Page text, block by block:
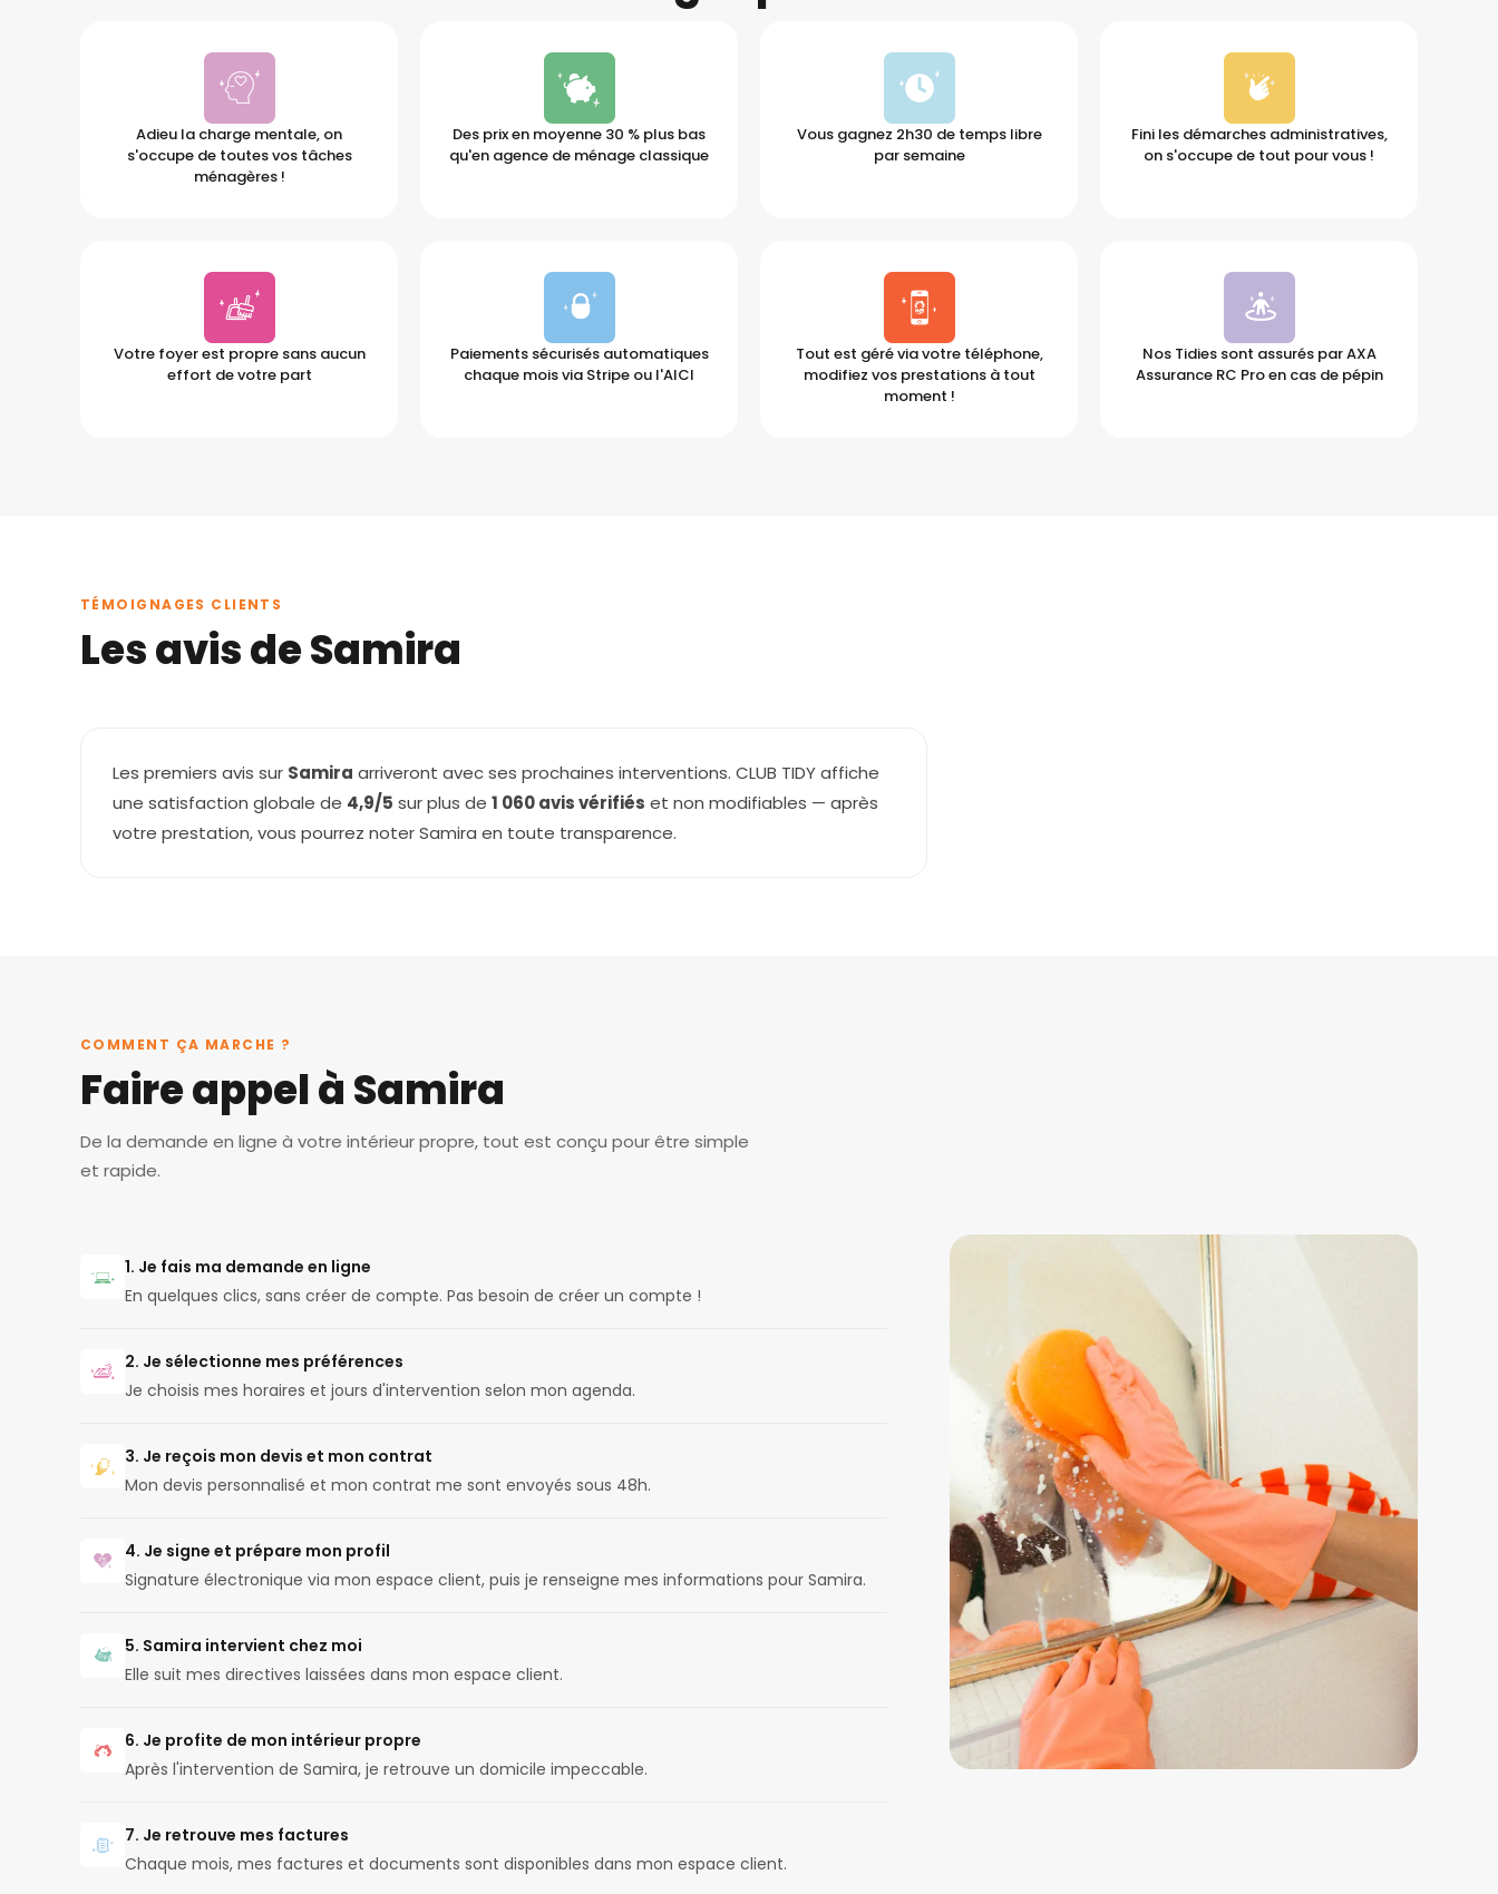
Adieu la charge mentale, on
s'occupe de toutes vos tâches
ménagères !
Des prix en moyenne 30 % plus bas
qu'en agence de ménage classique
Vous gagnez 2h30 de temps libre
par semaine
Fini les démarches administratives,
on s'occupe de tout pour vous !
Votre foyer est propre sans aucun
effort de votre part
Paiements sécurisés automatiques
chaque mois via Stripe ou l'AICI
Tout est géré via votre téléphone,
modifiez vos prestations à tout
moment !
Nos Tidies sont assurés par AXA
Assurance RC Pro en cas de pépin
TÉMOIGNAGES CLIENTS
Les avis de Samira
Les premiers avis sur Samira arriveront avec ses prochaines interventions. CLUB TIDY affiche
une satisfaction globale de 4,9/5 sur plus de 1 060 avis vérifiés et non modifiables — après
votre prestation, vous pourrez noter Samira en toute transparence.
COMMENT ÇA MARCHE ?
Faire appel à Samira
De la demande en ligne à votre intérieur propre, tout est conçu pour être simple
et rapide.
1. Je fais ma demande en ligne
En quelques clics, sans créer de compte. Pas besoin de créer un compte !
2. Je sélectionne mes préférences
Je choisis mes horaires et jours d'intervention selon mon agenda.
3. Je reçois mon devis et mon contrat
Mon devis personnalisé et mon contrat me sont envoyés sous 48h.
4. Je signe et prépare mon profil
Signature électronique via mon espace client, puis je renseigne mes informations pour Samira.
5. Samira intervient chez moi
Elle suit mes directives laissées dans mon espace client.
6. Je profite de mon intérieur propre
Après l'intervention de Samira, je retrouve un domicile impeccable.
7. Je retrouve mes factures
Chaque mois, mes factures et documents sont disponibles dans mon espace client.